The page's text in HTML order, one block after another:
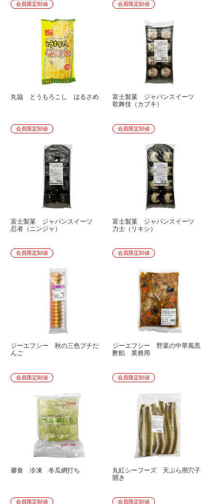
会員限定卸値 会員限定卸値
丸協 とうもろこし はるさめ
会員限定卸値
富士製菓 ジャパンスイーツ
歌舞伎（カブキ）
会員限定卸値
富士製菓 ジャパンスイーツ
忍者（ニンジャ）
会員限定卸値
富士製菓 ジャパンスイーツ
力士（リキシ）
会員限定卸値
ジーエフシー 秋の三色プチだ
んご
会員限定卸値
ジーエフシー 野菜の中華風黒
酢餡 業務用
会員限定卸値
馨食 冷凍 冬瓜網打ち
会員限定卸値
丸紅シーフーズ 天ぷら用穴子
開き
会員限定卸値